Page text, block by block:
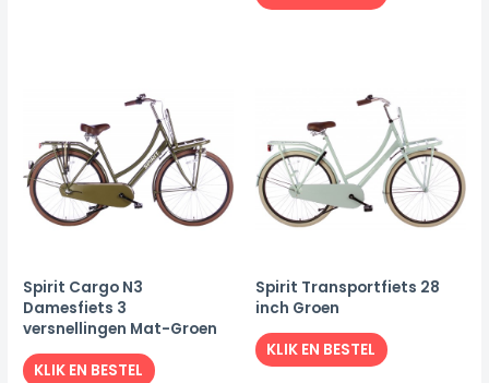
Spirit Cargo N3
Damesfiets 3
versnellingen Mat-Groen
KLIK EN BESTEL
Spirit Transportfiets 28
inch Groen
KLIK EN BESTEL